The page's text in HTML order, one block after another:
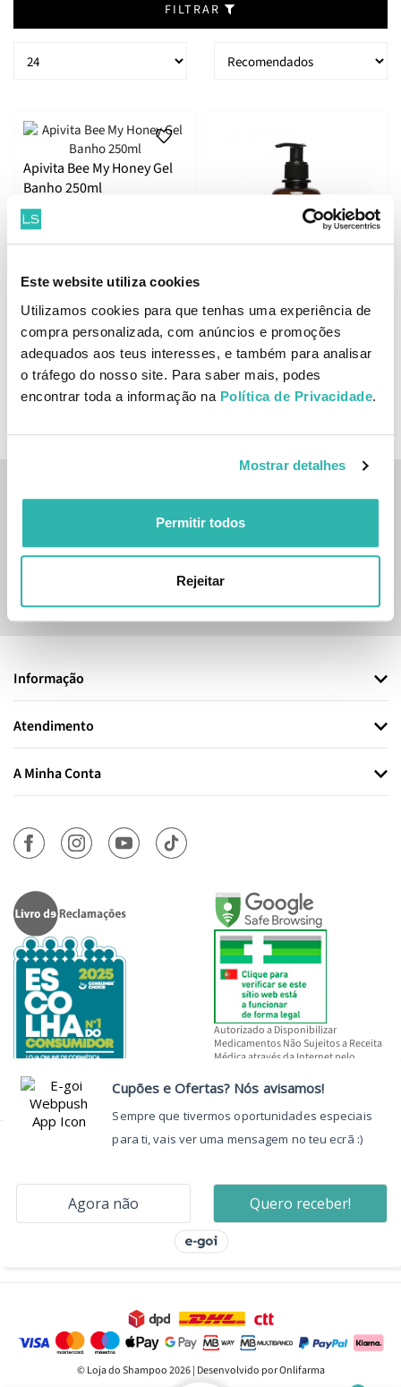
Este website utiliza cookies
Utilizamos cookies para que tenhas uma experiência de
compra personalizada, com anúncios e promoções
adequados aos teus interesses, e também para analisar
o tráfego do nosso site. Para saber mais, podes
encontrar toda a informação na Política de Privacidade.
Mostrar detalhes
Permitir todos
Rejeitar
FILTRAR
Apivita Bee My Honey Gel
Banho 250ml
€8.54€ 10. PVPR
ADICIONAR
Corporal 200ml
€14.54€18. PVPR
ADICIONAR
Inscreve-te na nossa newsletter
Sim, desejo receber a newsletter da lojashampoo.pt com
novidades, cupões e conteúdos personalizados.
Informação
Atendimento
A Minha Conta
Autorizado a Disponibilizar
Medicamentos Não Sujeitos a Receita
Médica através da Internet pelo
© Loja do Shampoo 2026 | Desenvolvido por Onlifarma